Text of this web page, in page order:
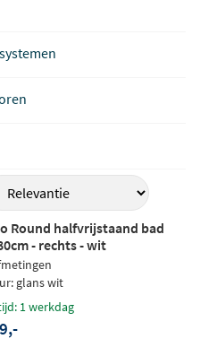
Round halfvrijstaand bad
- rechts - wit
glans wit
1 werkdag